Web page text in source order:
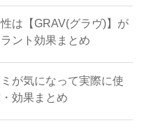
は【GRAV(グラヴ)】が
ント効果まとめ
が気になって実際に使
効果まとめ